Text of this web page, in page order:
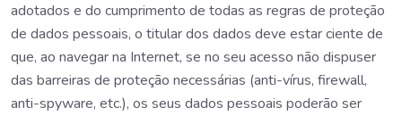
adotados e do cumprimento de todas as regras de proteção
de dados pessoais, o titular dos dados deve estar ciente de
que, ao navegar na Internet, se no seu acesso não dispuser
das barreiras de proteção necessárias (anti-vírus, firewall,
anti-spyware, etc.), os seus dados pessoais poderão ser